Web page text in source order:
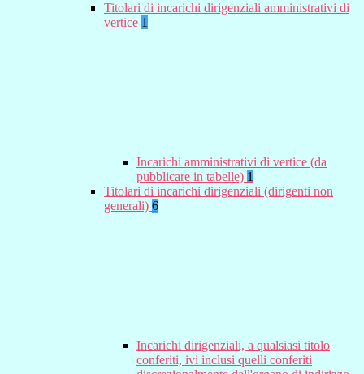
Titolari di incarichi dirigenziali amministrativi di
vertice 1
Incarichi amministrativi di vertice (da
pubblicare in tabelle) 1
Titolari di incarichi dirigenziali (dirigenti non
generali) 6
Incarichi dirigenziali, a qualsiasi titolo
conferiti, ivi inclusi quelli conferiti